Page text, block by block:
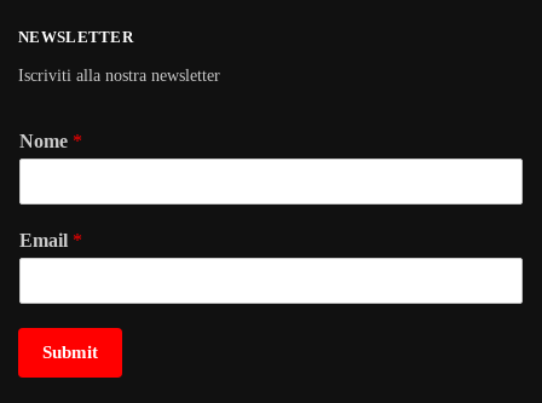
NEWSLETTER
Iscriviti alla nostra newsletter
Nome *
Email *
Submit